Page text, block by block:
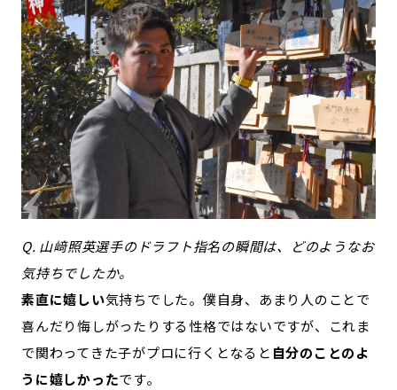
Q. 山﨑照英選手のドラフト指名の瞬間は、どのようなお
気持ちでしたか。
素直に嬉しい気持ちでした。僕自身、あまり人のことで
喜んだり悔しがったりする性格ではないですが、これま
で関わってきた子がプロに行くとなると 自分のことのよ
うに嬉しかったです。